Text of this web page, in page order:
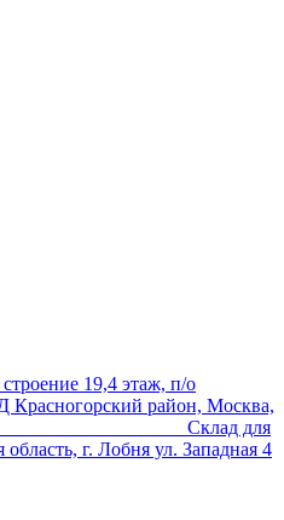
19,4 этаж, п/о
район, Москва,
Склад для
г. Лобня ул. Западная 4